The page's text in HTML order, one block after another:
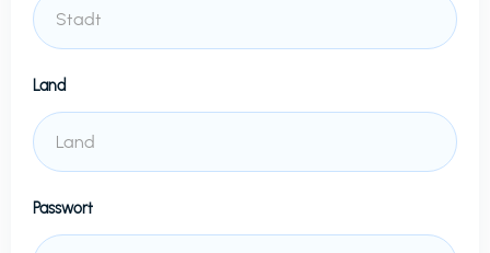
Land
Passwort